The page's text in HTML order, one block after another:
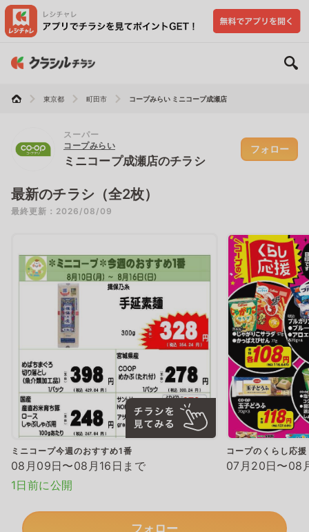
東京都 町田市 コープみらい ミニコープ成瀬店
スーパー
コープみらい
ミニコープ成瀬店のチラシ
フォロー
最新のチラシ（全2枚）
最終更新：2026/08/09
ミニコープ今週のおすすめ1番
08月09日〜08月16日まで
1日前に公開
コープのくらし応援
07月20日〜08
フォロー